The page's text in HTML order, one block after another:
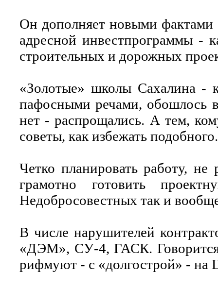
Он дополняет новыми фактами
адресной инвестпрограммы -
строительных и дорожных
«Золотые» школы Сахалина -
пафосными речами, обошлось
нет - распрощались. А тем,
советы, как избежать подобного.
Четко планировать работу, не
грамотно готовить
Недобросовестных так и
В числе нарушителей
«ДЭМ», СУ-4, ГАСК. Говорится
рифмуют - с «долгострой» - на